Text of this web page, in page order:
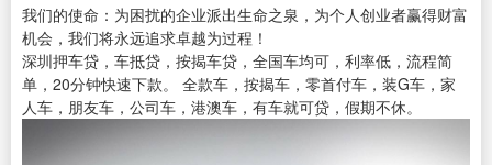
我们的使命：为困扰的企业派出生命之泉，为个人创业者赢得财富
机会，我们将永远追求卓越为过程！
深圳押车贷，车抵贷，按揭车贷，全国车均可，利率低，流程简
单，20分钟快速下款。 全款车，按揭车，零首付车，装G车，家
人车，朋友车，公司车，港澳车，有车就可贷，假期不休。